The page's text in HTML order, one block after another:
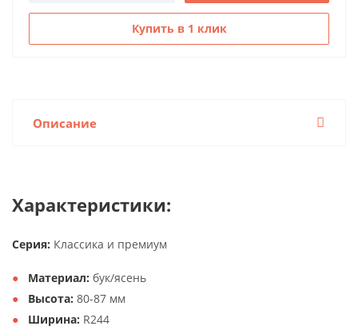
Купить в 1 клик
Описание
Характеристики:
Серия: Классика и премиум
Материал: бук/ясень
Высота: 80-87 мм
Ширина: R244